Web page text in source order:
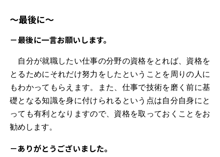
～最後に～
－最後に一言お願いします。
自分が就職したい仕事の分野の資格をとれば、資格を
とるためにそれだけ努力をしたということを周りの人に
もわかってもらえます。また、仕事で技術を磨く前に基
礎となる知識を身に付けられるという点は自分自身にと
っても有利となりますので、資格を取っておくことをお
勧めします。
－ありがとうございました。